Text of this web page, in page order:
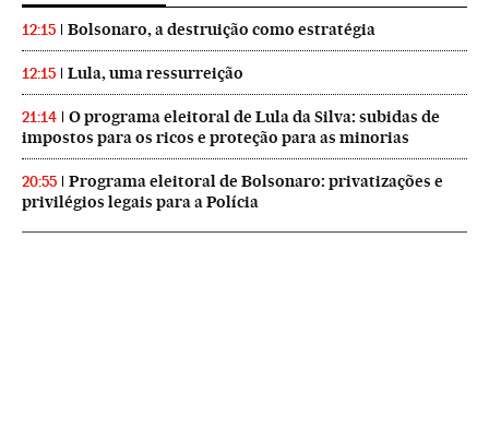
12:15 Bolsonaro, a destruição como estratégia
12:15 Lula, uma ressurreição
21:14
O programa eleitoral de Lula da Silva: subidas de
impostos para os ricos e proteção para as minorias
20:55
Programa eleitoral de Bolsonaro: privatizações e
privilégios legais para a Polícia